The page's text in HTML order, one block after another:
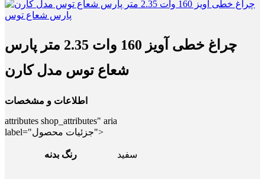
چراغ خطی آویز 160 وات 2.35 متر پارس
شعاع توس مدل کارن
اطلاعات و مشخصات
attributes shop_attributes" aria
label="جزئیات محصول">
رنگ بدنه سفید